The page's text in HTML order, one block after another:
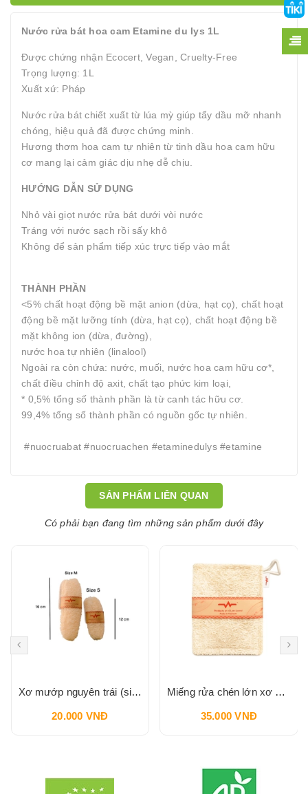
Nước rửa bát hoa cam Etamine du lys 1L
Được chứng nhận Ecocert, Vegan, Cruelty-Free
Trọng lượng: 1L
Xuất xứ: Pháp
Nước rửa bát chiết xuất từ lúa mỳ giúp tẩy dầu mỡ nhanh
chóng, hiệu quả đã được chứng minh.
Hương thơm hoa cam tự nhiên từ tinh dầu hoa cam hữu
cơ mang lại cảm giác dịu nhẹ dễ chịu.
HƯỚNG DẪN SỬ DỤNG
Nhỏ vài giọt nước rửa bát dưới vòi nước
Tráng với nước sạch rồi sấy khô
Không để sản phẩm tiếp xúc trực tiếp vào mắt
THÀNH PHẦN
<5% chất hoạt động bề mặt anion (dừa, hạt cọ), chất hoạt
động bề mặt lưỡng tính (dừa, hạt cọ), chất hoạt động bề
mặt không ion (dừa, đường),
nước hoa tự nhiên (linalool)
Ngoài ra còn chứa: nước, muối, nước hoa cam hữu cơ*,
chất điều chỉnh độ axit, chất tạo phức kim loại,
* 0,5% tổng số thành phần là từ canh tác hữu cơ.
99,4% tổng số thành phần có nguồn gốc tự nhiên.
#nuocruabat #nuocruachen #etaminedulys #etamine
SẢN PHẨM LIÊN QUAN
Có phải bạn đang tìm những sản phẩm dưới đây
Xơ mướp nguyên trái (size S) VI LÂM
20.000 VNĐ
Miếng rửa chén lớn xơ mướp ( hình chữ nhật) VI LÂM
35.000 VNĐ